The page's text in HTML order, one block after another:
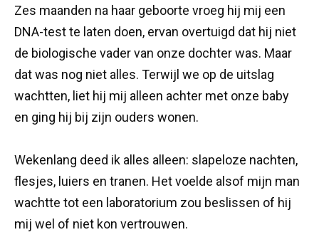
Zes maanden na haar geboorte vroeg hij mij een
DNA-test te laten doen, ervan overtuigd dat hij niet
de biologische vader van onze dochter was. Maar
dat was nog niet alles. Terwijl we op de uitslag
wachtten, liet hij mij alleen achter met onze baby
en ging hij bij zijn ouders wonen.
Wekenlang deed ik alles alleen: slapeloze nachten,
flesjes, luiers en tranen. Het voelde alsof mijn man
wachtte tot een laboratorium zou beslissen of hij
mij wel of niet kon vertrouwen.